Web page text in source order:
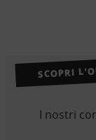
SCOPRI
I nostri